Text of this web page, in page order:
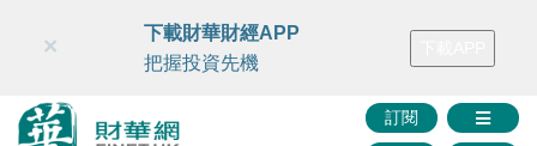
財華智庫網 FINTV FINMETA 財華證券 媒體矩陣
訂閱
×
下載財華財經APP
把握投資先機